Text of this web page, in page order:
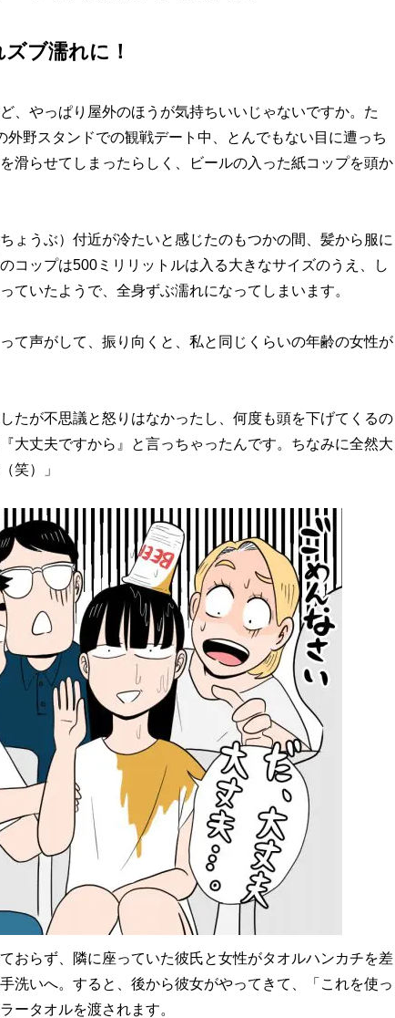
ブ濡れに！
、やっぱり屋外のほうが気持ちいいじゃないですか。た
野スタンドでの観戦デート中、とんでもない目に遭っち
らせてしまったらしく、ビールの入った紙コップを頭か
ょうぶ）付近が冷たいと感じたのもつかの間、髪から服に
コップは500ミリリットルは入る大きなサイズのうえ、し
ていたようで、全身ずぶ濡れになってしまいます。
て声がして、振り向くと、私と同じくらいの年齢の女性が
たが不思議と怒りはなかったし、何度も頭を下げてくるの
大丈夫ですから』と言っちゃったんです。ちなみに全然大
笑）」
おらず、隣に座っていた彼氏と女性がタオルハンカチを差
洗いへ。すると、後から彼女がやってきて、「これを使っ
ータオルを渡されます。